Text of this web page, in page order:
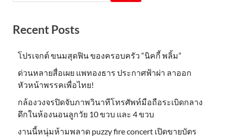
Recent Posts
โปรเจกต์ ขนมสุดฟิน ของครอบครัว “นิคกี้ พลิ้ม”
ด่วนหลายสื่อเผย แพทองธาร ประกาศฟ้าผ่า ลาออก
หัวหน้าพรรคเพื่อไทย!
กล้องวงจรปิดจับภาพวินาทีโทรศัพท์มือถือระเบิดกลาง
ดึกในห้องนอนลูกวัย 10 ขวบ และ 4 ขวบ
งานนี้หนุ่มห้ามพลาด puzzy fire concert เปิดขายบัตร